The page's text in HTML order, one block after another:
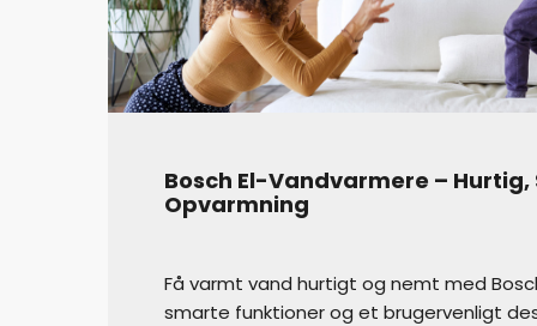
Bosch El-Vandvarmere –
Opvarmning
Få varmt vand hurtigt og nemt med
smarte funktioner og et brugervenligt